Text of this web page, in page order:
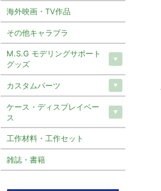
海外映画・TV作品
その他キャラプラ
M.S.G モデリングサポート
グッズ
カスタムパーツ
ケース・ディスプレイベー
ス
工作材料・工作セット
雑誌・書籍